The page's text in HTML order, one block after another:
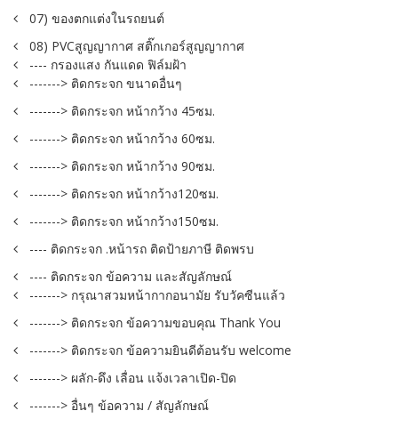
07) ของตกแต่งในรถยนต์
08) PVCสูญญากาศ สติ๊กเกอร์สูญญากาศ
---- กรองแสง กันแดด ฟิล์มฝ้า
-------> ติดกระจก ขนาดอื่นๆ
-------> ติดกระจก หน้ากว้าง 45ซม.
-------> ติดกระจก หน้ากว้าง 60ซม.
-------> ติดกระจก หน้ากว้าง 90ซม.
-------> ติดกระจก หน้ากว้าง120ซม.
-------> ติดกระจก หน้ากว้าง150ซม.
---- ติดกระจก .หน้ารถ ติดป้ายภาษี ติดพรบ
---- ติดกระจก ข้อความ และสัญลักษณ์
-------> กรุณาสวมหน้ากากอนามัย รับวัคซีนแล้ว
-------> ติดกระจก ข้อความขอบคุณ Thank You
-------> ติดกระจก ข้อความยินดีต้อนรับ welcome
-------> ผลัก-ดึง เลื่อน แจ้งเวลาเปิด-ปิด
-------> อื่นๆ ข้อความ / สัญลักษณ์